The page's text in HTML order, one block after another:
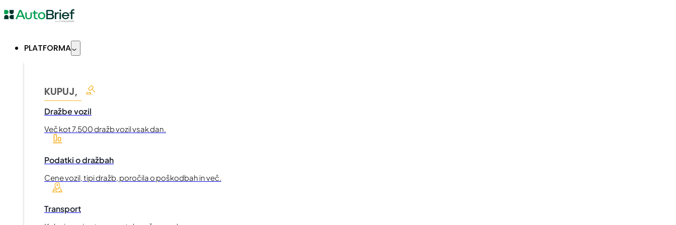
PLATFORMA
KUPUJ,
Dražbe vozil
Več kot 7.500 dražb vozil vsak dan.
Podatki o dražbah
Cene vozil, tipi dražb, poročila o poškodbah in več.
Transport